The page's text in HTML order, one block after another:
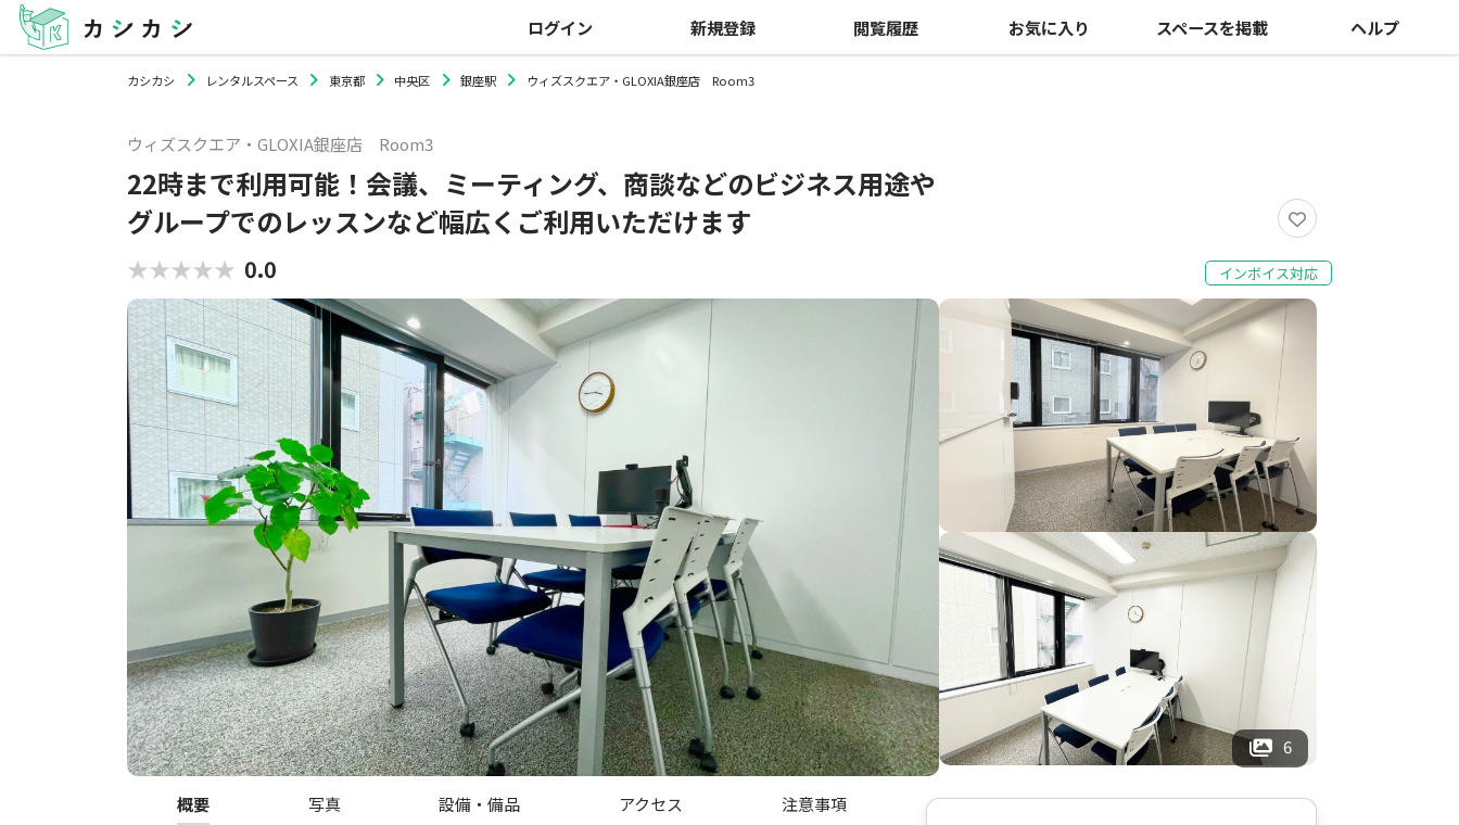
ログイン 新規登録 閲覧履歴 お気に入り スペースを掲載 ヘルプ
カシカシ レンタルスペース 東京都 中央区 銀座駅 ウィズスクエア・GLOXIA銀座店 Room3
ウィズスクエア・GLOXIA銀座店 Room3
22時まで利用可能！会議、ミーティング、商談などのビジネス用途や
グループでのレッスンなど幅広くご利用いただけます
★★★★★
★★★★★ 0.0 インボイス対応
6
概要 写真 設備・備品 アクセス 注意事項